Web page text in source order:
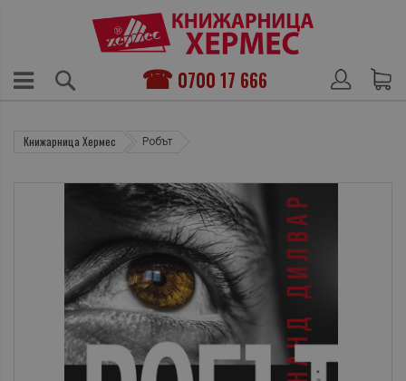
0700 17 666
Книжарница Хермес Робът